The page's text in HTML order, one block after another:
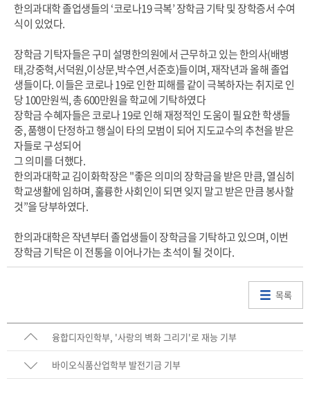
한의과대학 졸업생들의 ‘코로나19 극복’ 장학금 기탁 및 장학증서 수여
식이 있었다.
장학금 기탁자들은 구미 설명한의원에서 근무하고 있는 한의사(배병
태,강중혁,서덕원,이상문,박수연,서준호)들이며, 재작년과 올해 졸업
생들이다. 이들은 코로나 19로 인한 피해를 같이 극복하자는 취지로 인
당 100만원씩, 총 600만원을 학교에 기탁하였다
장학금 수혜자들은 코로나 19로 인해 재정적인 도움이 필요한 학생들
중, 품행이 단정하고 행실이 타의 모범이 되어 지도교수의 추천을 받은
자들로 구성되어
그 의미를 더했다.
한의과대학교 김이화학장은 "좋은 의미의 장학금을 받은 만큼, 열심히
학교생활에 임하며, 훌륭한 사회인이 되면 잊지 말고 받은 만큼 봉사할
것”을 당부하였다.
한의과대학은 작년부터 졸업생들이 장학금을 기탁하고 있으며, 이번
장학금 기탁은 이 전통을 이어나가는 초석이 될 것이다.
목록
융합디자인학부, '사랑의 벽화 그리기'로 재능 기부
바이오식품산업학부 발전기금 기부